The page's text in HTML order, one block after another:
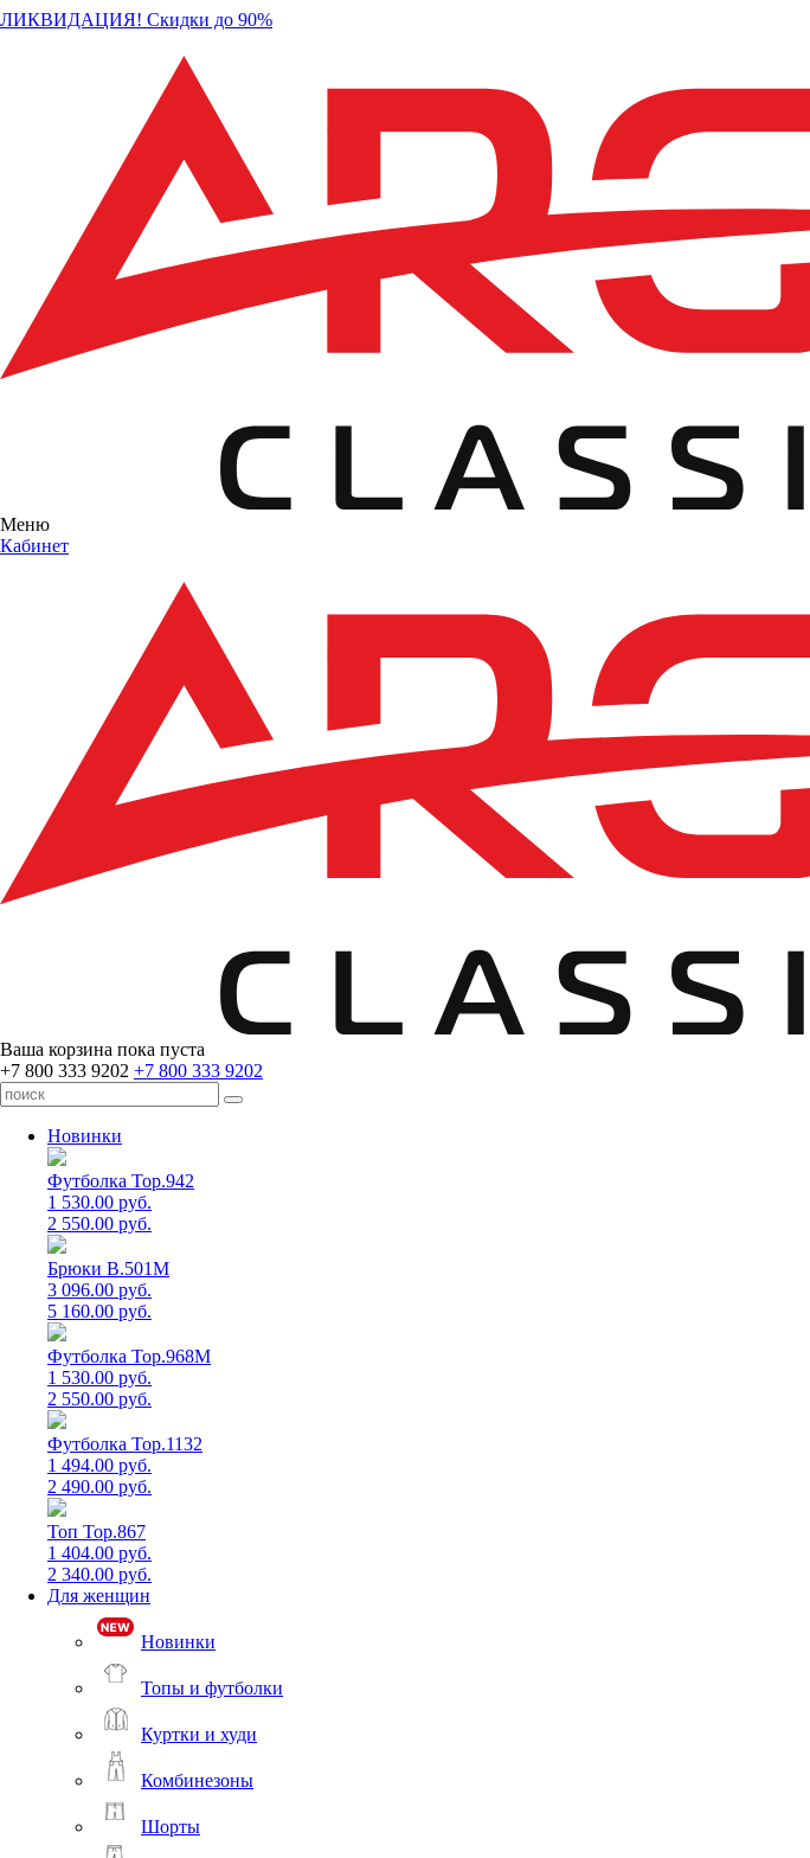
ЛИКВИДАЦИЯ! Скидки до 90%
Меню
Кабинет
Ваша корзина пока пуста
+7 800 333 9202 +7 800 333 9202
Новинки
Футболка Top.942
1 530.00 руб.
2 550.00 руб.
Брюки B.501M
3 096.00 руб.
5 160.00 руб.
Футболка Top.968M
1 530.00 руб.
2 550.00 руб.
Футболка Top.1132
1 494.00 руб.
2 490.00 руб.
Топ Top.867
1 404.00 руб.
2 340.00 руб.
Для женщин
Новинки
Топы и футболки
Куртки и худи
Комбинезоны
Шорты